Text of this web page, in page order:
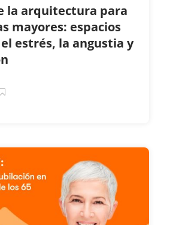
la arquitectura para
mayores: espacios
estrés, la angustia y